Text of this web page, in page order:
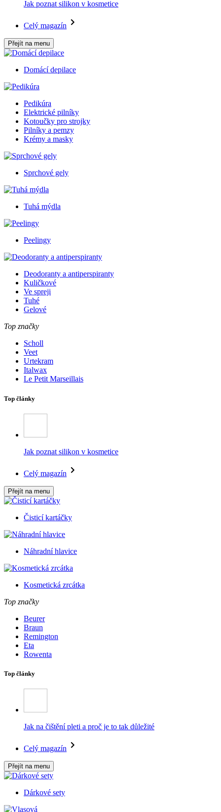
Jak poznat silikon v kosmetice
Celý magazín
Přejít na menu
Domácí depilace
Pedikúra
Elektrické pilníky
Kotoučky pro strojky
Pilníky a pemzy
Krémy a masky
Sprchové gely
Tuhá mýdla
Peelingy
Deodoranty a antiperspiranty
Kuličkové
Ve spreji
Tuhé
Gelové
Top značky
Scholl
Veet
Urtekram
Italwax
Le Petit Marseillais
Top články
Jak poznat silikon v kosmetice
Celý magazín
Přejít na menu
Čisticí kartáčky
Náhradní hlavice
Kosmetická zrcátka
Top značky
Beurer
Braun
Remington
Eta
Rowenta
Top články
Jak na čištění pleti a proč je to tak důležité
Celý magazín
Přejít na menu
Dárkové sety